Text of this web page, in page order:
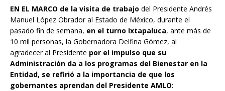
EN EL MARCO de la visita de trabajo del Presidente Andrés
Manuel López Obrador al Estado de México, durante el
pasado fin de semana, en el turno Ixtapaluca, ante más de
10 mil personas, la Gobernadora Delfina Gómez, al
agradecer al Presidente por el impulso que su
Administración da a los programas del Bienestar en la
Entidad, se refirió a la importancia de que los
gobernantes aprendan del Presidente AMLO: